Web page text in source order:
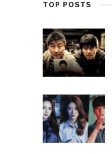
TOP POSTS